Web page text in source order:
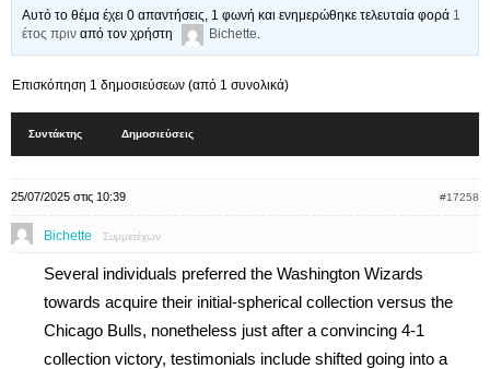
Αυτό το θέμα έχει 0 απαντήσεις, 1 φωνή και ενημερώθηκε τελευταία φορά 1
έτος πριν από τον χρήστη Bichette.
Επισκόπηση 1 δημοσιεύσεων (από 1 συνολικά)
Συντάκτης Δημοσιεύσεις
25/07/2025 στις 10:39 #17258
Bichette Συμμετέχων
Several individuals preferred the Washington Wizards
towards acquire their initial-spherical collection versus the
Chicago Bulls, nonetheless just after a convincing 4-1
collection victory, testimonials include shifted going into a